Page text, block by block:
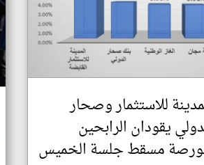
للاستثمار وصحار
يقودان الرابحين
مسقط جلسة الخميس